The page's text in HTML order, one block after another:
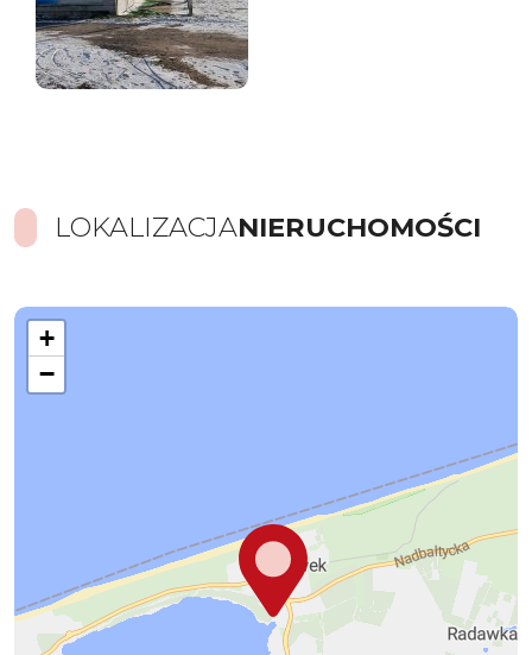
LOKALIZACJANIERUCHOMOŚCI
+
−